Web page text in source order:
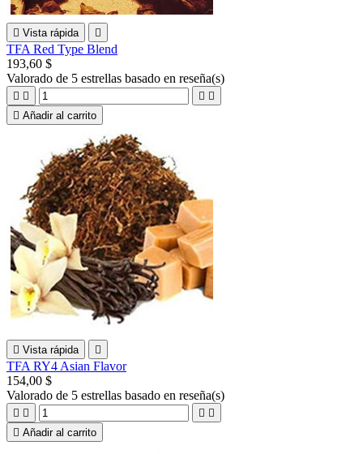
 Vista rápida 
TFA Red Type Blend
193,60 $
Valorado de 5 estrellas basado en reseña(s)
   
 Añadir al carrito
 Vista rápida 
TFA RY4 Asian Flavor
154,00 $
Valorado de 5 estrellas basado en reseña(s)
   
 Añadir al carrito